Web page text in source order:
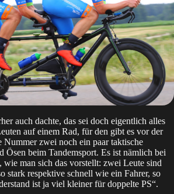
auch dachte, das sei doch eigentlich alles
auf einem Rad, für den gibt es vor der
zwei noch ein paar taktische
Ösen beim Tandemsport. Es ist nämlich bei
wie man sich das vorstellt: zwei Leute sind
stark respektive schnell wie ein Fahrer, so
ist ja viel kleiner für doppelte PS“.